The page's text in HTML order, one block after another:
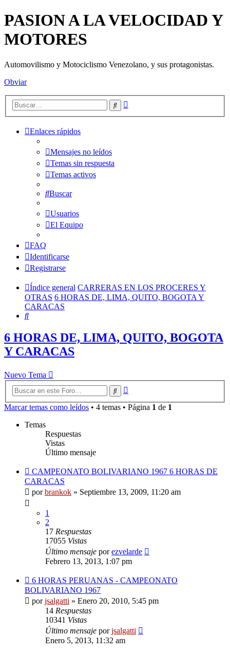
PASION A LA VELOCIDAD Y
MOTORES
Automovilismo y Motociclismo Venezolano, y sus protagonistas.
Obviar
Buscar
Enlaces rápidos
Mensajes no leídos
Temas sin respuesta
Temas activos
Buscar
Usuarios
El Equipo
FAQ
Identificarse
Registrarse
Índice general CARRERAS EN LOS PROCERES Y
OTRAS 6 HORAS DE, LIMA, QUITO, BOGOTA Y
CARACAS
Buscar
6 HORAS DE, LIMA, QUITO, BOGOTA
Y CARACAS
Nuevo Tema
Buscar
Marcar temas como leídos • 4 temas • Página 1 de 1
Temas
Respuestas
Vistas
Último mensaje
CAMPEONATO BOLIVARIANO 1967 6 HORAS DE
CARACAS
porbrankok » Septiembre 13, 2009, 11:20 am
1
2
17 Respuestas
17055 Vistas
Último mensaje porezvelarde
Febrero 13, 2013, 1:07 pm
6 HORAS PERUANAS - CAMPEONATO
BOLIVARIANO 1967
porjsalgatti » Enero 20, 2010, 5:45 pm
14 Respuestas
10341 Vistas
Último mensaje porjsalgatti
Enero 5, 2013, 11:32 am